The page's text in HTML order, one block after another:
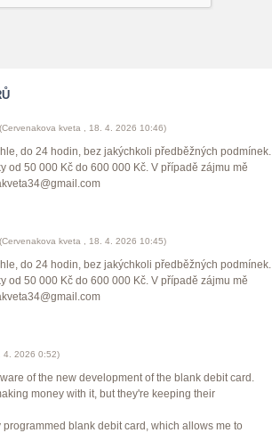
(Cervenakova kveta 18. 4. 2026 10:46)
do 24 hodin, bez jakýchkoli předběžných podmínek.
od 50 000 Kč do 600 000 Kč. V případě zájmu mě
(Cervenakova kveta 18. 4. 2026 10:45)
do 24 hodin, bez jakýchkoli předběžných podmínek.
od 50 000 Kč do 600 000 Kč. V případě zájmu mě
4. 2026 0:52)
of the new development of the blank debit card.
money with it, but they're keeping their
programmed blank debit card, which allows me to